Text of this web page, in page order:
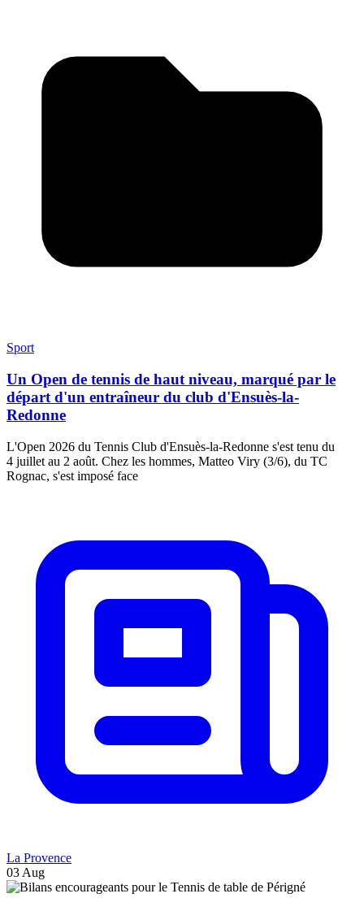
Sport
Un Open de tennis de haut niveau, marqué par le
départ d'un entraîneur du club d'Ensuès-la-
Redonne
L'Open 2026 du Tennis Club d'Ensuès-la-Redonne s'est tenu du
4 juillet au 2 août. Chez les hommes, Matteo Viry (3/6), du TC
Rognac, s'est imposé face
La Provence
03 Aug